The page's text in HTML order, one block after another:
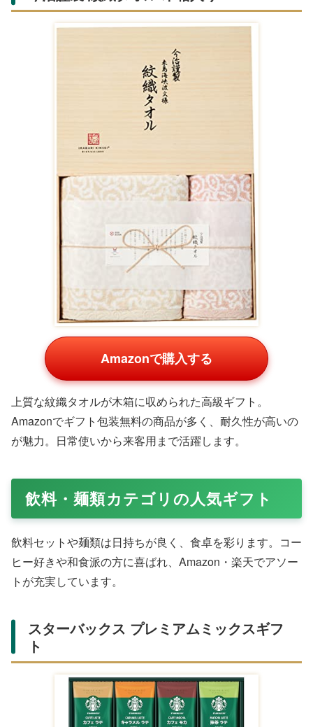
Amazonで購入する
フルーツのジュレが詰まったスイーツ。爽やかな酸味と甘
みのバランスが良く、楽天でギフトセットが支持されま
す。夏の内祝いや軽めの贈り物に最適です。
タオル・ハンカチカテゴリの人気
ギフト
タオル類は実用性が高く、赤ちゃんのいる家庭でも重宝さ
れます。今治タオルなどの高品質素材がAmazonや楽天で
豊富に揃い、名入れオプションで特別感をプラスできま
す。吸水性と柔らかさがポイントです。
今治タオル 名入れギフトセット
Amazonで購入する
肌触りの良い今治タオルのセットで、名入れが可能。身長
計付きのデザインが可愛らしく、楽天市場で人気。出生情
報をプリントして思い出に残るギフトになります。
今治謹製 紋織タオル 木箱入り